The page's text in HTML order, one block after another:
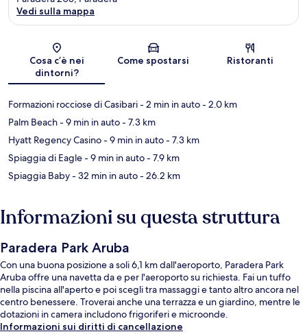
Mappa
Vedi sulla mappa
Cosa c’è nei
dintorni?
Come spostarsi Ristoranti
Formazioni rocciose di Casibari- 2 min in auto- 2.0 km
Palm Beach- 9 min in auto- 7.3 km
Hyatt Regency Casino- 9 min in auto- 7.3 km
Spiaggia di Eagle- 9 min in auto- 7.9 km
Spiaggia Baby- 32 min in auto- 26.2 km
Informazioni su questa struttura
Paradera Park Aruba
Con una buona posizione a soli 6,1 km dall'aeroporto, Paradera Park
Aruba offre una navetta da e per l'aeroporto su richiesta. Fai un tuffo
nella piscina all'aperto e poi scegli tra massaggi e tanto altro ancora nel
centro benessere. Troverai anche una terrazza e un giardino, mentre le
dotazioni in camera includono frigoriferi e microonde.
Informazioni sui diritti di cancellazione